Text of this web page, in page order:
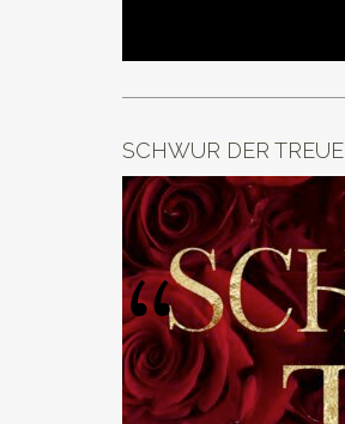
SCHWUR DER TREUE